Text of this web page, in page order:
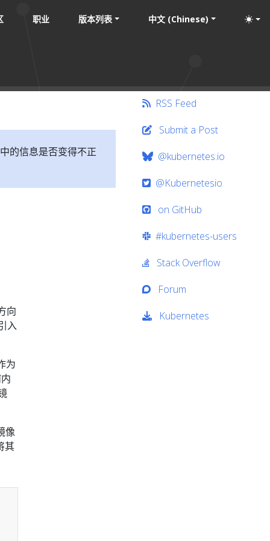
职业 版本列表 中文 (Chinese)
的信息是否变得不正
向
入
为
像
其
RSS Feed
Submit a Post
@kubernetes.io
@Kubernetesio
on GitHub
#kubernetes-users
Stack Overflow
Forum
Kubernetes